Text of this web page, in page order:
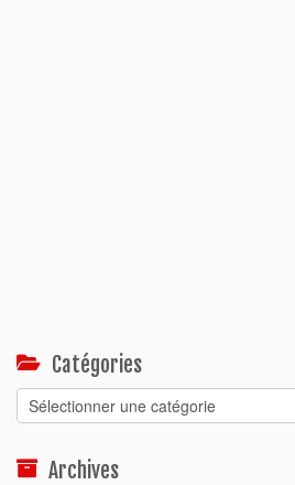
Catégories
Catégories
Archives